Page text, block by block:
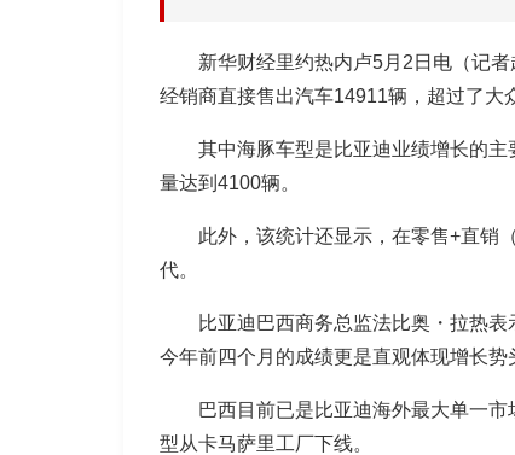
新华财经里约热内卢5月2日电（记
经销商直接售出汽车14911辆，超过了大
其中海豚车型是比亚迪业绩增长的
量达到4100辆。
此外，该统计还显示，在零售+直销
代。
比亚迪巴西商务总监法比奥・拉热
今年前四个月的成绩更是直观体现增长
巴西目前已是比亚迪海外最大单一
型从卡马萨里工厂下线。